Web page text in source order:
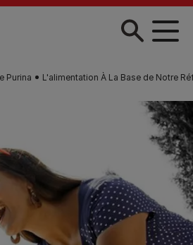
Purina L'alimentation À La Base de Notre